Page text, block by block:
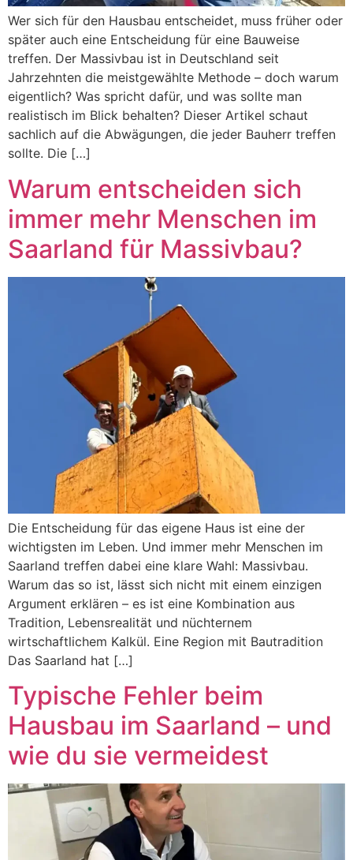
Wer sich für den Hausbau entscheidet, muss früher oder
später auch eine Entscheidung für eine Bauweise
treffen. Der Massivbau ist in Deutschland seit
Jahrzehnten die meistgewählte Methode – doch warum
eigentlich? Was spricht dafür, und was sollte man
realistisch im Blick behalten? Dieser Artikel schaut
sachlich auf die Abwägungen, die jeder Bauherr treffen
sollte. Die […]
Warum entscheiden sich
immer mehr Menschen im
Saarland für Massivbau?
Die Entscheidung für das eigene Haus ist eine der
wichtigsten im Leben. Und immer mehr Menschen im
Saarland treffen dabei eine klare Wahl: Massivbau.
Warum das so ist, lässt sich nicht mit einem einzigen
Argument erklären – es ist eine Kombination aus
Tradition, Lebensrealität und nüchternem
wirtschaftlichem Kalkül. Eine Region mit Bautradition
Das Saarland hat […]
Typische Fehler beim
Hausbau im Saarland – und
wie du sie vermeidest